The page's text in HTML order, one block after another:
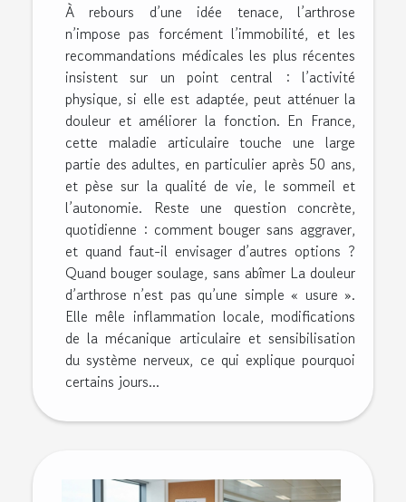
À rebours d’une idée tenace, l’arthrose
n’impose pas forcément l’immobilité, et les
recommandations médicales les plus récentes
insistent sur un point central : l’activité
physique, si elle est adaptée, peut atténuer la
douleur et améliorer la fonction. En France,
cette maladie articulaire touche une large
partie des adultes, en particulier après 50 ans,
et pèse sur la qualité de vie, le sommeil et
l’autonomie. Reste une question concrète,
quotidienne : comment bouger sans aggraver,
et quand faut-il envisager d’autres options ?
Quand bouger soulage, sans abîmer La douleur
d’arthrose n’est pas qu’une simple « usure ».
Elle mêle inflammation locale, modifications
de la mécanique articulaire et sensibilisation
du système nerveux, ce qui explique pourquoi
certains jours...